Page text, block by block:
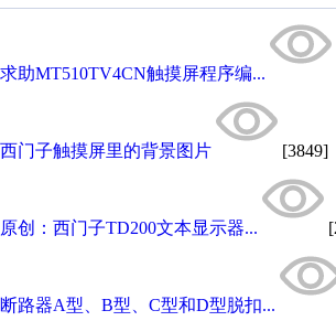
求助MT510TV4CN触摸屏程序编...
西门子触摸屏里的背景图片 [3849]
原创：西门子TD200文本显示器...
断路器A型、B型、C型和D型脱扣...